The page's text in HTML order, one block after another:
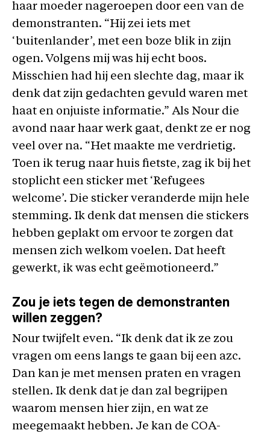
haar moeder nageroepen door een van de
demonstranten. “Hij zei iets met
‘buitenlander’, met een boze blik in zijn
ogen. Volgens mij was hij echt boos.
Misschien had hij een slechte dag, maar ik
denk dat zijn gedachten gevuld waren met
haat en onjuiste informatie.” Als Nour die
avond naar haar werk gaat, denkt ze er nog
veel over na. “Het maakte me verdrietig.
Toen ik terug naar huis fietste, zag ik bij het
stoplicht een sticker met ‘Refugees
welcome’. Die sticker veranderde mijn hele
stemming. Ik denk dat mensen die stickers
hebben geplakt om ervoor te zorgen dat
mensen zich welkom voelen. Dat heeft
gewerkt, ik was echt geëmotioneerd.”
Zou je iets tegen de demonstranten
willen zeggen?
Nour twijfelt even. “Ik denk dat ik ze zou
vragen om eens langs te gaan bij een azc.
Dan kan je met mensen praten en vragen
stellen. Ik denk dat je dan zal begrijpen
waarom mensen hier zijn, en wat ze
meegemaakt hebben. Je kan de COA-